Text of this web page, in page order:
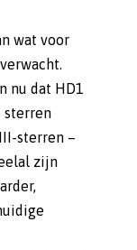
wat voor
nu dat HD1
sterren
sterren –
zijn